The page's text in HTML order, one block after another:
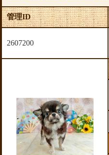
管理ID
2607200